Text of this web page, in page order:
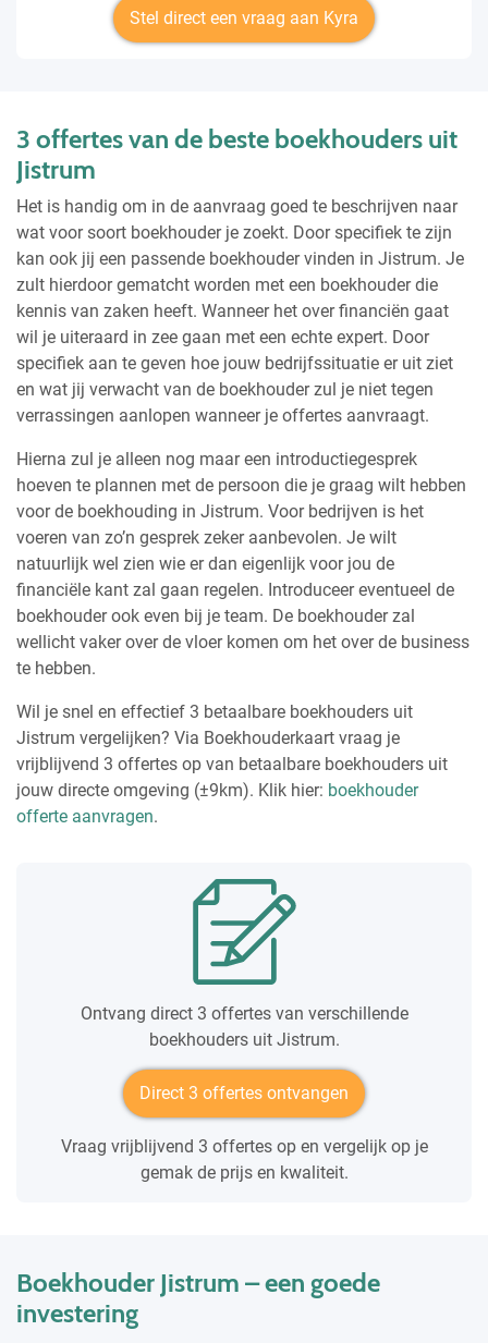
Stel direct een vraag aan Kyra
3 offertes van de beste boekhouders uit
Jistrum
Het is handig om in de aanvraag goed te beschrijven naar
wat voor soort boekhouder je zoekt. Door specifiek te zijn
kan ook jij een passende boekhouder vinden in Jistrum. Je
zult hierdoor gematcht worden met een boekhouder die
kennis van zaken heeft. Wanneer het over financiën gaat
wil je uiteraard in zee gaan met een echte expert. Door
specifiek aan te geven hoe jouw bedrijfssituatie er uit ziet
en wat jij verwacht van de boekhouder zul je niet tegen
verrassingen aanlopen wanneer je offertes aanvraagt.
Hierna zul je alleen nog maar een introductiegesprek
hoeven te plannen met de persoon die je graag wilt hebben
voor de boekhouding in Jistrum. Voor bedrijven is het
voeren van zo’n gesprek zeker aanbevolen. Je wilt
natuurlijk wel zien wie er dan eigenlijk voor jou de
financiële kant zal gaan regelen. Introduceer eventueel de
boekhouder ook even bij je team. De boekhouder zal
wellicht vaker over de vloer komen om het over de business
te hebben.
Wil je snel en effectief 3 betaalbare boekhouders uit
Jistrum vergelijken? Via Boekhouderkaart vraag je
vrijblijvend 3 offertes op van betaalbare boekhouders uit
jouw directe omgeving (±9km). Klik hier: boekhouder
offerte aanvragen.
Ontvang direct 3 offertes van verschillende
boekhouders uit Jistrum.
Direct 3 offertes ontvangen
Vraag vrijblijvend 3 offertes op en vergelijk op je
gemak de prijs en kwaliteit.
Boekhouder Jistrum – een goede
investering